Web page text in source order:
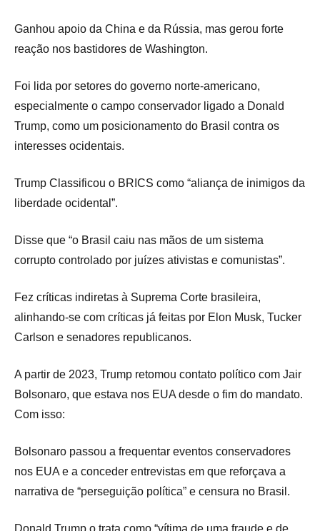
Ganhou apoio da China e da Rússia, mas gerou forte
reação nos bastidores de Washington.
Foi lida por setores do governo norte-americano,
especialmente o campo conservador ligado a Donald
Trump, como um posicionamento do Brasil contra os
interesses ocidentais.
Trump Classificou o BRICS como “aliança de inimigos da
liberdade ocidental”.
Disse que “o Brasil caiu nas mãos de um sistema
corrupto controlado por juízes ativistas e comunistas”.
Fez críticas indiretas à Suprema Corte brasileira,
alinhando-se com críticas já feitas por Elon Musk, Tucker
Carlson e senadores republicanos.
A partir de 2023, Trump retomou contato político com Jair
Bolsonaro, que estava nos EUA desde o fim do mandato.
Com isso:
Bolsonaro passou a frequentar eventos conservadores
nos EUA e a conceder entrevistas em que reforçava a
narrativa de “perseguição política” e censura no Brasil.